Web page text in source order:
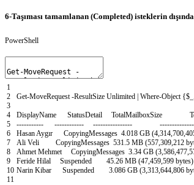
6-Taşıması tamamlanan (Completed) isteklerin
PowerShell
1
2
3
4
5
6
7
8
9
10
11
Get-MoveRequest -ResultSize Unlimited Where-Object {$_
DisplayName StatusDetail TotalMailboxSize
----------- ------------ ---------------- --------------
HasanAygır CopyingMessages 4.018 GB (4,314,700,
Ali Veli CopyingMessages 531.5 MB (557,309,212
AhmetMehmet CopyingMessages 3.34 GB (3,586,477,
Feride Hilal Suspended 45.26 MB (47,459,599 bytes)
Narin Kibar Suspended 3.086 GB (3,313,644,806